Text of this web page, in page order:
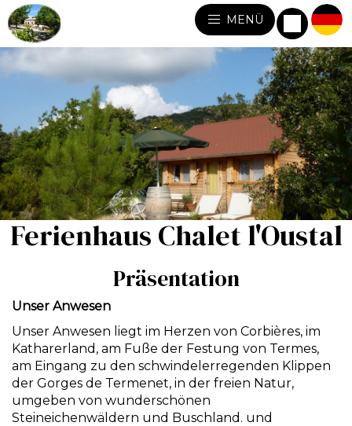
MENÜ
Ferienhaus Chalet l'Oustal
Präsentation
Unser Anwesen
Unser Anwesen liegt im Herzen von Corbières, im
Katharerland, am Fuße der Festung von Termes,
am Eingang zu den schwindelerregenden Klippen
der Gorges de Termenet, in der freien Natur,
umgeben von wunderschönen
Steineichenwäldern und Buschland. und